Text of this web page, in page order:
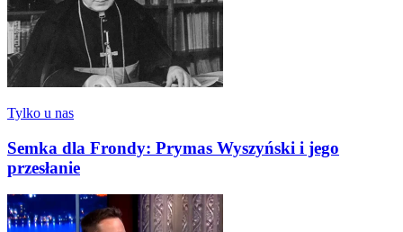
Tylko u nas
Semka dla Frondy: Prymas Wyszyński i jego
przesłanie